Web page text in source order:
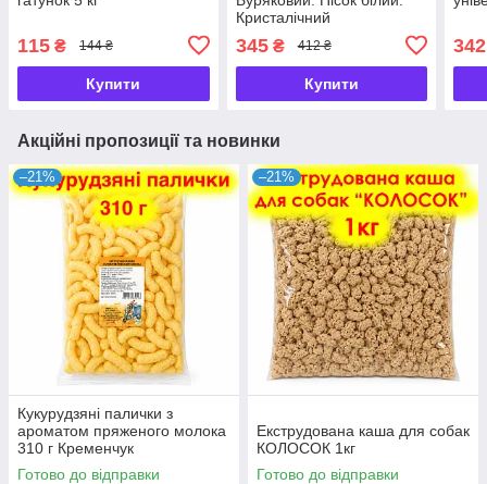
115 ₴ 144 ₴
Купити
Кристалічний
345₴ 412 ₴
Купити
342
Акційні пропозиції та новинки
–21%
Кукурудзяні палички з
ароматом пряженого молока
310 г Кременчук
Готово до відправки
–21%
Екструдована каша для собак
КОЛОСОК 1кг
Готово до відправки